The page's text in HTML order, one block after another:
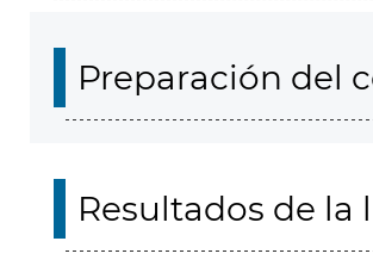
Preparación del
Resultados de la